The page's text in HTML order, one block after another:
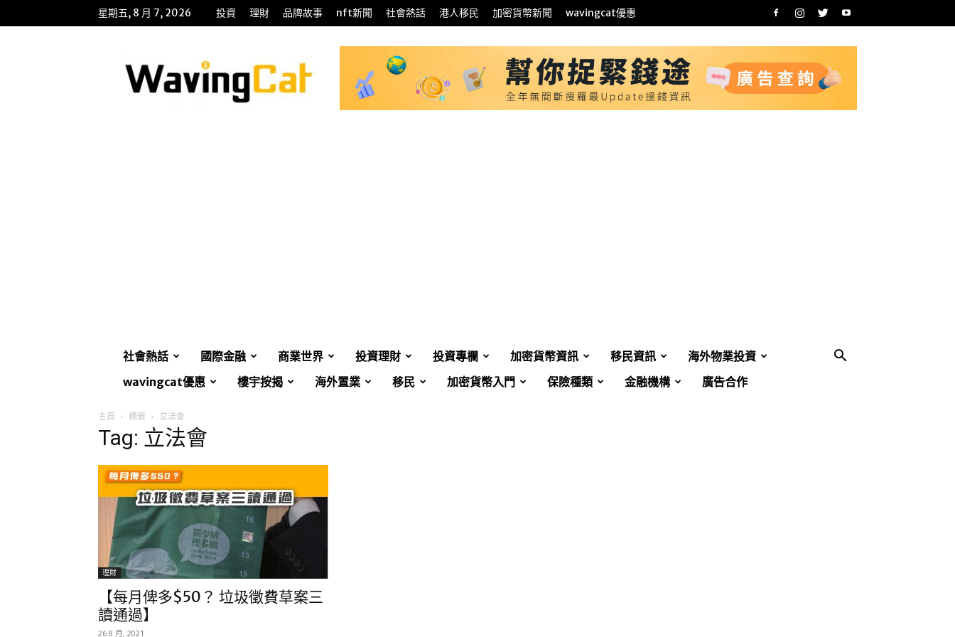
星期五, 8 月 7, 2026 投資 理財 品牌故事 nft新聞 社會熱話 港人移民 加密貨幣新聞 wavingcat優惠
招
財
貓
社會熱話 國際金融 商業世界 投資理財 投資專欄 加密貨幣資訊 移民資訊
海外物業投資
wavingcat優惠
樓宇按揭 海外置業 移民 加密貨幣入門 保險種類 金融機構 廣告合作
主頁 標籤 立法會
Tag: 立法會
理財
【每月俾多$50？ 垃圾徵費草案三
讀通過】
26 8 月, 2021